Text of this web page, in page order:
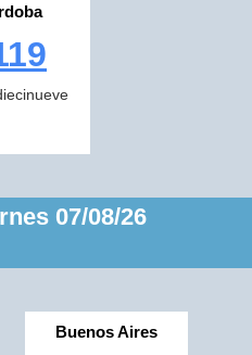
07/08/26
Buenos Aires